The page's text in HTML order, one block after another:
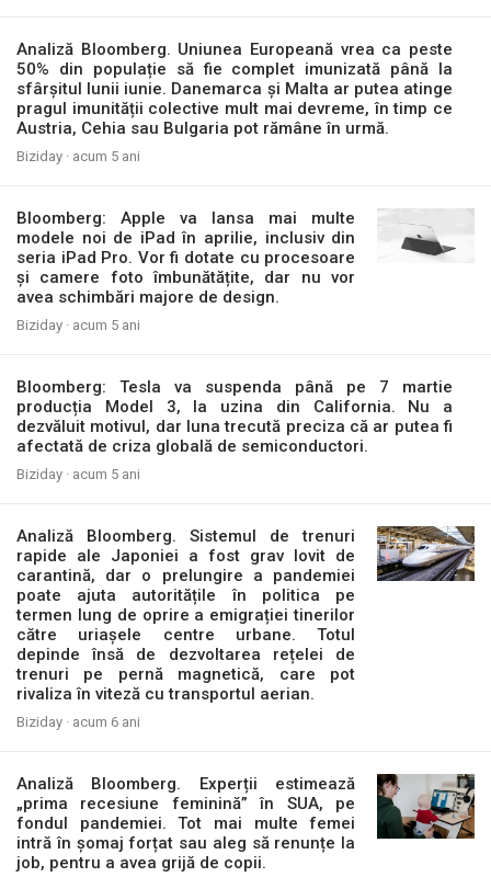
Analiză Bloomberg. Uniunea Europeană vrea ca peste
50% din populație să fie complet imunizată până la
sfârșitul lunii iunie. Danemarca și Malta ar putea atinge
pragul imunității colective mult mai devreme, în timp ce
Austria, Cehia sau Bulgaria pot rămâne în urmă.
Biziday · acum 5 ani
Bloomberg: Apple va lansa mai multe
modele noi de iPad în aprilie, inclusiv din
seria iPad Pro. Vor fi dotate cu procesoare
și camere foto îmbunătățite, dar nu vor
avea schimbări majore de design.
Biziday · acum 5 ani
Bloomberg: Tesla va suspenda până pe 7 martie
producția Model 3, la uzina din California. Nu a
dezvăluit motivul, dar luna trecută preciza că ar putea fi
afectată de criza globală de semiconductori.
Biziday · acum 5 ani
Analiză Bloomberg. Sistemul de trenuri
rapide ale Japoniei a fost grav lovit de
carantină, dar o prelungire a pandemiei
poate ajuta autoritățile în politica pe
termen lung de oprire a emigrației tinerilor
către uriașele centre urbane. Totul
depinde însă de dezvoltarea rețelei de
trenuri pe pernă magnetică, care pot
rivaliza în viteză cu transportul aerian.
Biziday · acum 6 ani
Analiză Bloomberg. Experții estimează
„prima recesiune feminină” în SUA, pe
fondul pandemiei. Tot mai multe femei
intră în șomaj forțat sau aleg să renunțe la
job, pentru a avea grijă de copii.